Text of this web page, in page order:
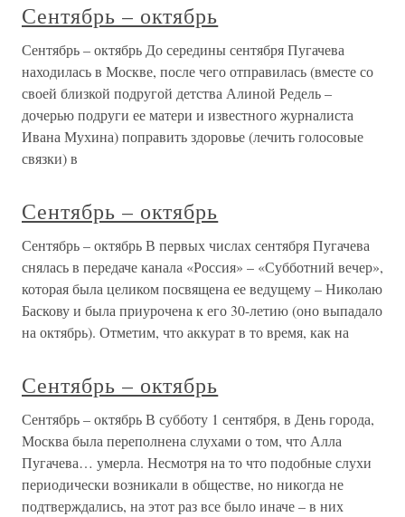
Сентябрь – октябрь
Сентябрь – октябрь До середины сентября Пугачева
находилась в Москве, после чего отправилась (вместе со
своей близкой подругой детства Алиной Редель –
дочерью подруги ее матери и известного журналиста
Ивана Мухина) поправить здоровье (лечить голосовые
связки) в
Сентябрь – октябрь
Сентябрь – октябрь В первых числах сентября Пугачева
снялась в передаче канала «Россия» – «Субботний вечер»,
которая была целиком посвящена ее ведущему – Николаю
Баскову и была приурочена к его 30-летию (оно выпадало
на октябрь). Отметим, что аккурат в то время, как на
Сентябрь – октябрь
Сентябрь – октябрь В субботу 1 сентября, в День города,
Москва была переполнена слухами о том, что Алла
Пугачева… умерла. Несмотря на то что подобные слухи
периодически возникали в обществе, но никогда не
подтверждались, на этот раз все было иначе – в них